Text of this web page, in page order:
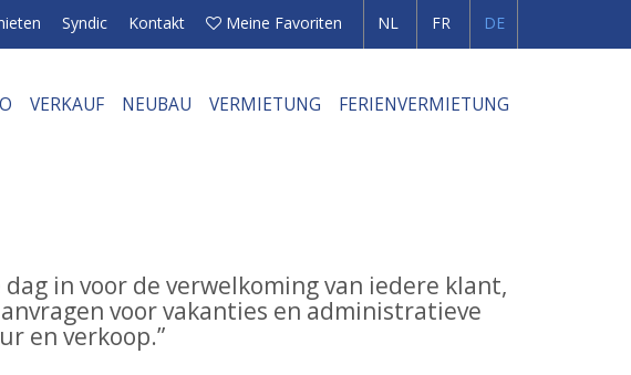
Syndic Kontakt Meine Favoriten NL FR DE
VERKAUF NEUBAU VERMIETUNG FERIENVERMIETUNG
in voor de verwelkoming van iedere klant,
voor vakanties en administratieve
en verkoop.”